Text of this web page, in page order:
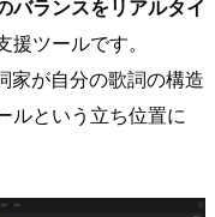
バランスをリアルタイ
ツールです。
家が自分の歌詞の構造
ルという立ち位置に